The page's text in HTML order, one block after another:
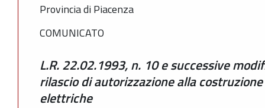
Provincia di Piacenza
COMUNICATO
L.R. 22.02.1993, n. 10 e successive
rilascio di autorizzazione alla
elettriche